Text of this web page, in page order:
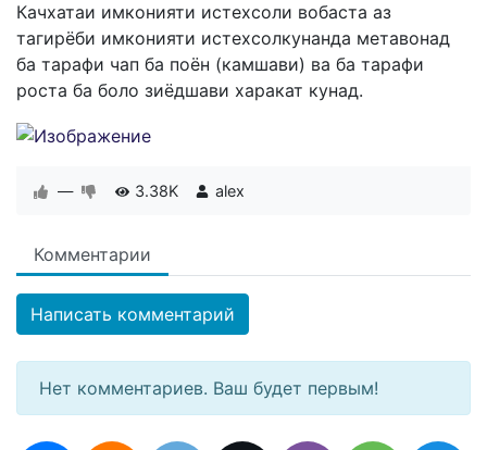
Качхатаи имконияти истехсоли вобаста аз
тагирёби имконияти истехсолкунанда метавонад
ба тарафи чап ба поён (камшави) ва ба тарафи
роста ба боло зиёдшави харакат кунад.
— 3.38K alex
Комментарии
Написать комментарий
Нет комментариев. Ваш будет первым!